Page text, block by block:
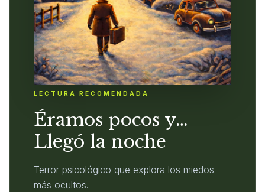
LECTURA RECOMENDADA
Éramos pocos y…
Llegó la noche
Terror psicológico que explora los miedos
más ocultos.